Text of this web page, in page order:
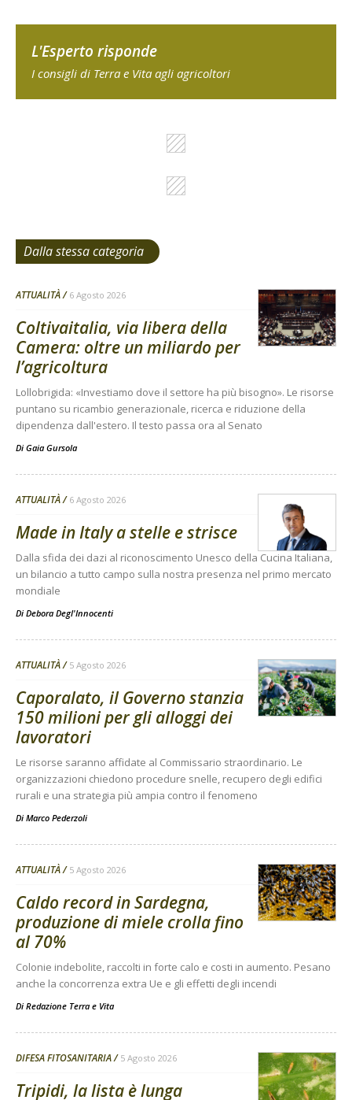
L'Esperto risponde
I consigli di Terra e Vita agli agricoltori
Dalla stessa categoria
ATTUALITÀ 6 Agosto 2026
Coltivaitalia, via libera della
Camera: oltre un miliardo per
l’agricoltura
Lollobrigida: «Investiamo dove il settore ha più bisogno». Le risorse
puntano su ricambio generazionale, ricerca e riduzione della
dipendenza dall'estero. Il testo passa ora al Senato
Di Gaia Gursola
ATTUALITÀ 6 Agosto 2026
Made in Italy a stelle e strisce
Dalla sfida dei dazi al riconoscimento Unesco della Cucina Italiana,
un bilancio a tutto campo sulla nostra presenza nel primo mercato
mondiale
Di Debora Degl'Innocenti
ATTUALITÀ 5 Agosto 2026
Caporalato, il Governo stanzia
150 milioni per gli alloggi dei
lavoratori
Le risorse saranno affidate al Commissario straordinario. Le
organizzazioni chiedono procedure snelle, recupero degli edifici
rurali e una strategia più ampia contro il fenomeno
Di Marco Pederzoli
ATTUALITÀ 5 Agosto 2026
Caldo record in Sardegna,
produzione di miele crolla fino
al 70%
Colonie indebolite, raccolti in forte calo e costi in aumento. Pesano
anche la concorrenza extra Ue e gli effetti degli incendi
Di Redazione Terra e Vita
DIFESA FITOSANITARIA 5 Agosto 2026
Tripidi, la lista è lunga